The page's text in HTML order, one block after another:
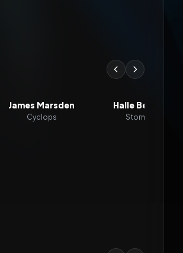
James Marsden
Cyclops
Halle Berry
Storm